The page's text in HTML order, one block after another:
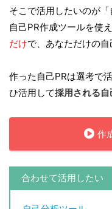
そこで活用したいのが「
自己PR作成ツールを使え
だけで、あなただけの自
作った自己PRは選考で
ひ活用して採用される
作
合わせて活用したい